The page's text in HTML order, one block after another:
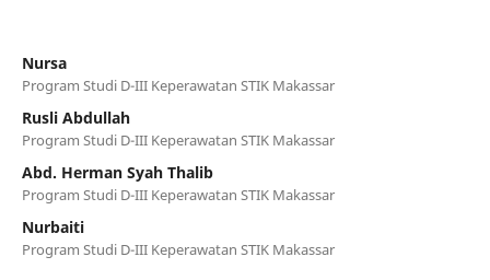
Nursa
Program Studi D-III Keperawatan STIK Makassar
Rusli Abdullah
Program Studi D-III Keperawatan STIK Makassar
Abd. Herman Syah Thalib
Program Studi D-III Keperawatan STIK Makassar
Nurbaiti
Program Studi D-III Keperawatan STIK Makassar